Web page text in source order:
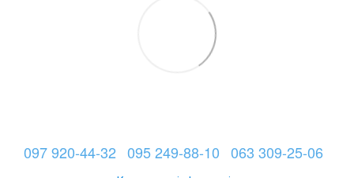
097 920-44-32 095 249-88-10 063 309-25-06